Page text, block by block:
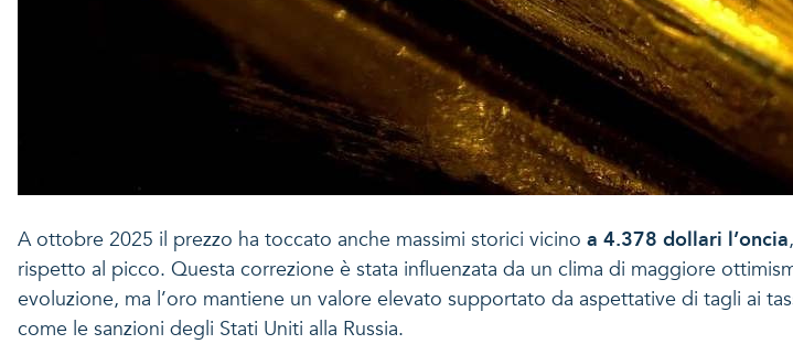
A ottobre 2025 il prezzo ha toccato anche massimi storici vicino a 4.378 dollari l’oncia
rispetto al picco. Questa correzione è stata influenzata da un clima di maggiore
evoluzione, ma l’oro mantiene un valore elevato supportato da aspettative di tagli ai
come le sanzioni degli Stati Uniti alla Russia.